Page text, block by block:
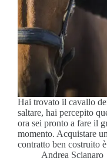
Hai trovato il cavallo
saltare, hai percepito
ora sei pronto a fare il
momento. Acquistare
contratto ben costruito
Andrea Scianaro